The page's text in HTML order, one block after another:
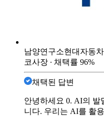
남양연구소현대자동차
코사장 ∙ 채택률 96%
채택된 답변
안녕하세요 0. AI의 발
니다. 우리는 AI를 활